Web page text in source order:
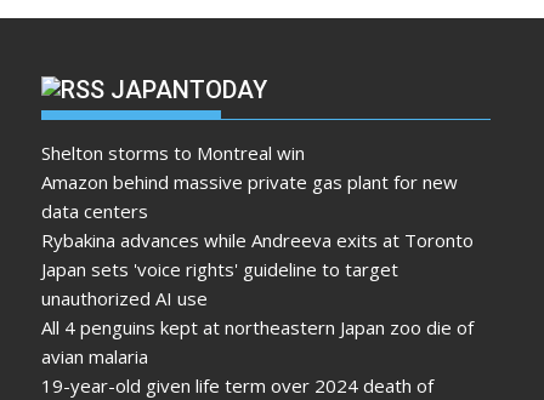
JAPANTODAY
Shelton storms to Montreal win
Amazon behind massive private gas plant for new
data centers
Rybakina advances while Andreeva exits at Toronto
Japan sets 'voice rights' guideline to target
unauthorized AI use
All 4 penguins kept at northeastern Japan zoo die of
avian malaria
19-year-old given life term over 2024 death of